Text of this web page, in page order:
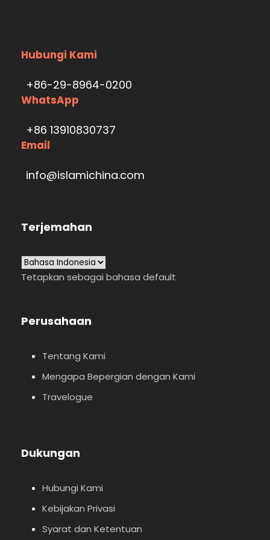
Hubungi Kami
+86-29-8964-0200
WhatsApp
+86 13910830737
Email
info@islamichina.com
Terjemahan
Tetapkan sebagai bahasa default
Perusahaan
Tentang Kami
Mengapa Bepergian dengan Kami
Travelogue
Dukungan
Hubungi Kami
Kebijakan Privasi
Syarat dan Ketentuan